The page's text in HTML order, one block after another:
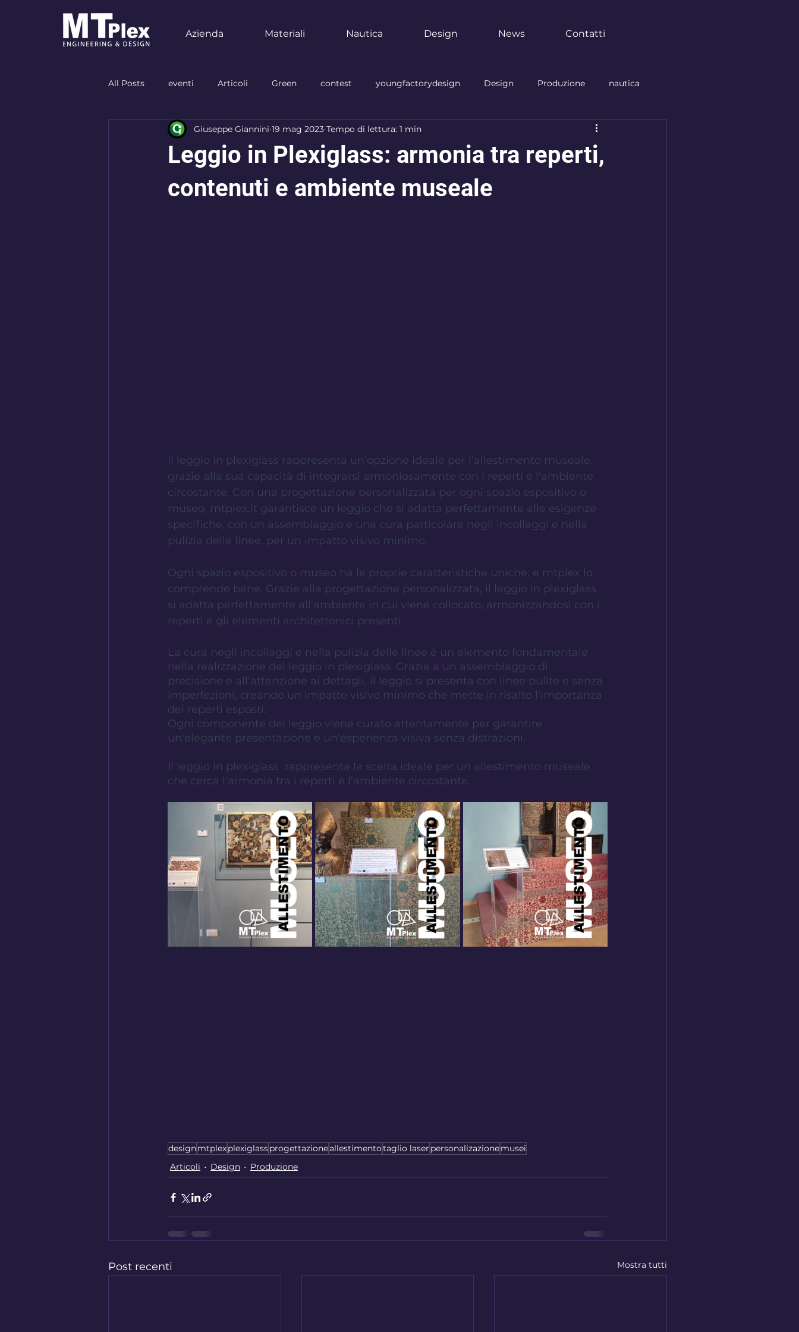
Azienda Materiali Nautica Design News Contatti
All Posts eventi Articoli Green contest youngfactorydesign Design Produzione nautica
allestimento food Negozi Brand Personalizzazione parabrezza
materiali istruzione museo industria
Leggio in Plexiglass: armonia tra reperti,
contenuti e ambiente museale
Giuseppe Giannini 19 mag 2023 Tempo di lettura: 1 min
Il leggio in plexiglass rappresenta un'opzione ideale per l'allestimento museale,
grazie alla sua capacità di integrarsi armoniosamente con i reperti e l'ambiente
circostante. Con una progettazione personalizzata per ogni spazio espositivo o
museo, mtplex.it garantisce un leggio che si adatta perfettamente alle esigenze
specifiche, con un assemblaggio e una cura particolare negli incollaggi e nella
pulizia delle linee, per un impatto visivo minimo.
Ogni spazio espositivo o museo ha le proprie caratteristiche uniche, e mtplex lo
comprende bene. Grazie alla progettazione personalizzata, il leggio in plexiglass
si adatta perfettamente all'ambiente in cui viene collocato, armonizzandosi con i
reperti e gli elementi architettonici presenti.
La cura negli incollaggi e nella pulizia delle linee è un elemento fondamentale
nella realizzazione del leggio in plexiglass. Grazie a un assemblaggio di
precisione e all'attenzione ai dettagli, il leggio si presenta con linee pulite e senza
imperfezioni, creando un impatto visivo minimo che mette in risalto l'importanza
dei reperti esposti.
Ogni componente del leggio viene curato attentamente per garantire
un'elegante presentazione e un'esperienza visiva senza distrazioni.
Il leggio in plexiglass  rappresenta la scelta ideale per un allestimento museale
che cerca l'armonia tra i reperti e l'ambiente circostante.
designmtplexplexiglassprogettazioneallestimentotaglio laser personalizazionemusei
Articoli
Design Produzione
Post recenti Mostra tutti